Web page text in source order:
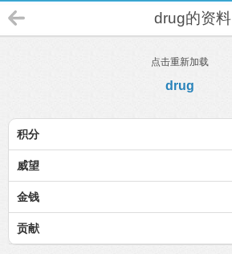
drug的资料
点击重新加载
drug
积分
威望
金钱
贡献